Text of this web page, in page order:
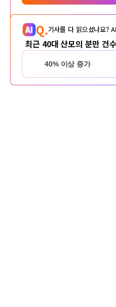
Q.기사를 다 읽으셨나요?
최근 40대 산모의 분만 건
40% 이상 증가